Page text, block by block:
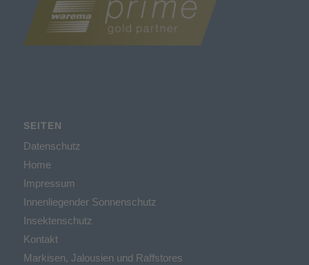
SEITEN
Datenschutz
Home
Impressum
Innenliegender Sonnenschutz
Insektenschutz
Kontakt
Markisen, Jalousien und Raffstores